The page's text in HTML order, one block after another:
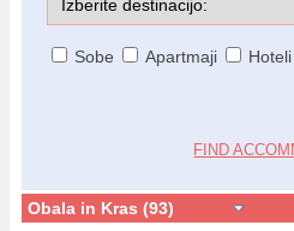
Sobe Apartmaji Hoteli
FIND
Obala in Kras (93)